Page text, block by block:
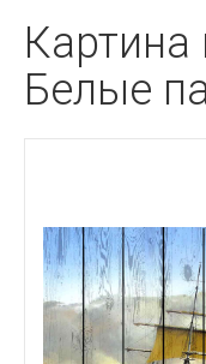
Картина
Белые